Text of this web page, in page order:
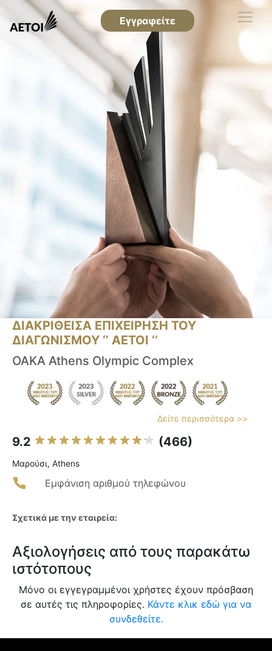
Εγγραφείτε
ΔΙΑΚΡΙΘΕΙΣΑ ΕΠΙΧΕΙΡΗΣΗ ΤΟΥ
ΔΙΑΓΩΝΙΣΜΟΥ ‘’ ΑΕΤΟΙ ‘’
OAKA Athens Olympic Complex
Δείτε περισσότερα >>
9.2 (466)
Μαρούσι, Athens
Εμφάνιση αριθμού τηλεφώνου
Σχετικά με την εταιρεία:
Αξιολογήσεις από τους παρακάτω
ιστότοπους
Μόνο οι εγγεγραμμένοι χρήστες έχουν πρόσβαση
σε αυτές τις πληροφορίες. Κάντε κλικ εδώ για να
συνδεθείτε.